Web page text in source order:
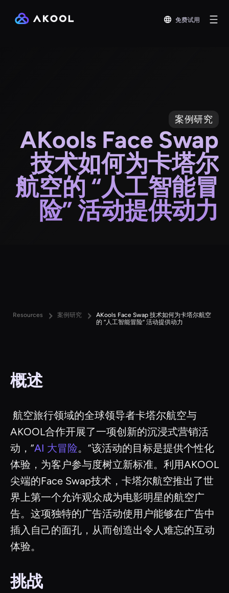
免费试用
案例研究
AKools Face Swap
技术如何为卡塔尔
航空的 “人工智能冒
险” 活动提供动力
Resources 案例研究
AKools Face Swap 技术如何为卡塔尔航空
的 “人工智能冒险” 活动提供动力
概述
‍ 航空旅行领域的全球领导者卡塔尔航空与
AKOOL合作开展了一项创新的沉浸式营销活
动，”AI 大冒险。”该活动的目标是提供个性化
体验，为客户参与度树立新标准。利用AKOOL
尖端的Face Swap技术，卡塔尔航空推出了世
界上第一个允许观众成为电影明星的航空广
告。这项独特的广告活动使用户能够在广告中
插入自己的面孔，从而创造出令人难忘的互动
体验。
挑战